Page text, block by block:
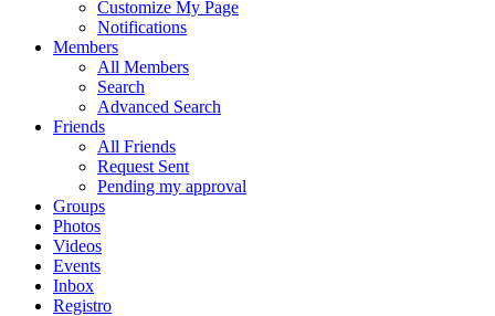
Customize My Page
Notifications
Members
All Members
Search
Advanced Search
Friends
All Friends
Request Sent
Pending my approval
Groups
Photos
Videos
Events
Inbox
Registro